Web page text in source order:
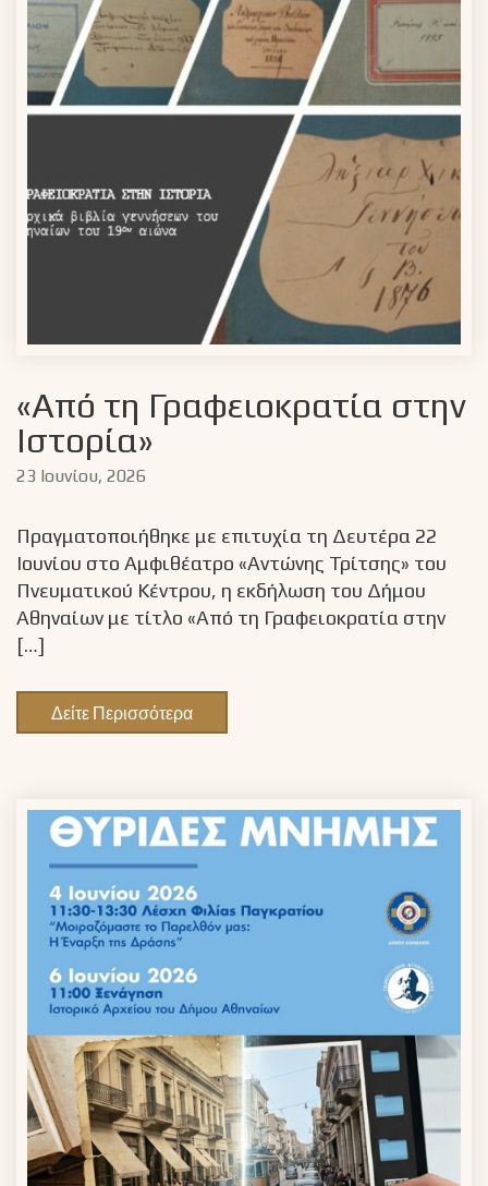
«Από τη Γραφειοκρατία στην
Ιστορία»
23 Ιουνίου, 2026
Πραγματοποιήθηκε με επιτυχία τη Δευτέρα 22
Ιουνίου στο Αμφιθέατρο «Αντώνης Τρίτσης» του
Πνευματικού Κέντρου, η εκδήλωση του Δήμου
Αθηναίων με τίτλο «Από τη Γραφειοκρατία στην
[…]
Δείτε Περισσότερα